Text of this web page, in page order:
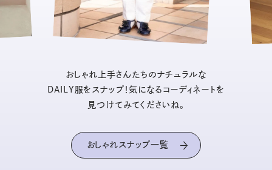
おしゃれ上手さんたちのナチュラルな
DAILY服をスナップ！気になるコーディネートを
見つけてみてくださいね。
おしゃれスナップ一覧